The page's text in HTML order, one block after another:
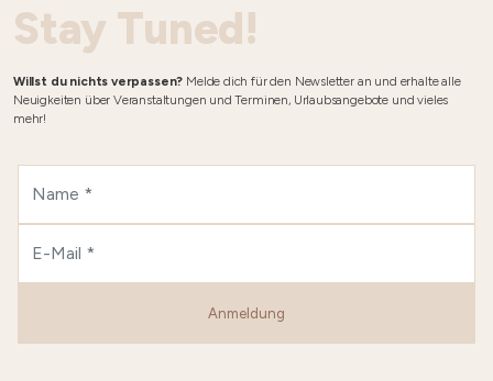
Stay Tuned!
Willst du nichts verpassen? Melde dich für den Newsletter an und erhalte alle
Neuigkeiten über Veranstaltungen und Terminen, Urlaubsangebote und vieles
mehr!
Anmeldung